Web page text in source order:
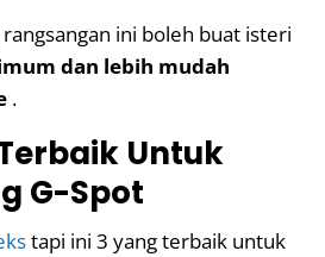
ini boleh buat isteri
dan lebih mudah
.
Untuk
G-Spot
tapi ini 3 yang terbaik untuk